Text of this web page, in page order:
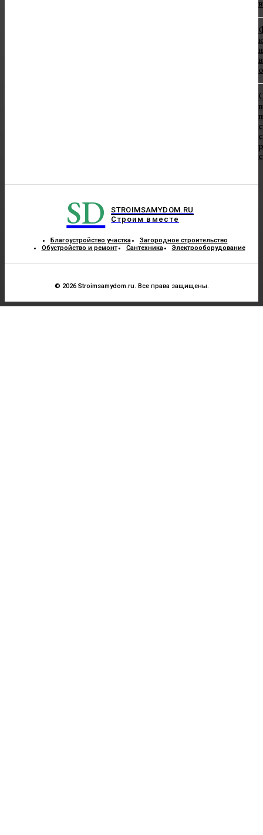
SD
STROIMSAMYDOM.RU
Строим вместе
Благоустройство участка
Загородное строительство
Обустройство и ремонт
Сантехника Электрооборудование
© 2026 Stroimsamydom.ru. Все права защищены.